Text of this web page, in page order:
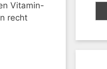
Vitamin-
recht